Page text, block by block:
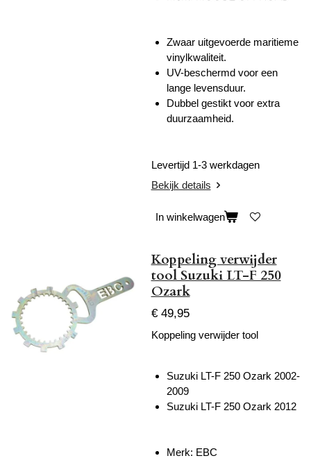
Zwaar uitgevoerde maritieme
vinylkwaliteit.
UV-beschermd voor een
lange levensduur.
Dubbel gestikt voor extra
duurzaamheid.
Levertijd 1-3 werkdagen
Bekijk details
In winkelwagen
Koppeling verwijder
tool Suzuki LT-F 250
Ozark
€ 49,95
Koppeling verwijder tool
Suzuki LT-F 250 Ozark 2002-
2009
Suzuki LT-F 250 Ozark 2012
Merk: EBC